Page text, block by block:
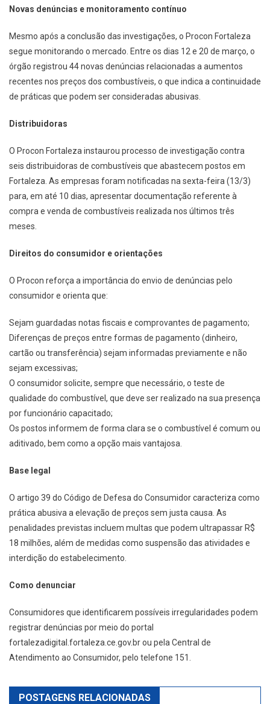
Novas denúncias e monitoramento contínuo
Mesmo após a conclusão das investigações, o Procon Fortaleza
segue monitorando o mercado. Entre os dias 12 e 20 de março, o
órgão registrou 44 novas denúncias relacionadas a aumentos
recentes nos preços dos combustíveis, o que indica a continuidade
de práticas que podem ser consideradas abusivas.
Distribuidoras
O Procon Fortaleza instaurou processo de investigação contra
seis distribuidoras de combustíveis que abastecem postos em
Fortaleza. As empresas foram notificadas na sexta-feira (13/3)
para, em até 10 dias, apresentar documentação referente à
compra e venda de combustíveis realizada nos últimos três
meses.
Direitos do consumidor e orientações
O Procon reforça a importância do envio de denúncias pelo
consumidor e orienta que:
Sejam guardadas notas fiscais e comprovantes de pagamento;
Diferenças de preços entre formas de pagamento (dinheiro,
cartão ou transferência) sejam informadas previamente e não
sejam excessivas;
O consumidor solicite, sempre que necessário, o teste de
qualidade do combustível, que deve ser realizado na sua presença
por funcionário capacitado;
Os postos informem de forma clara se o combustível é comum ou
aditivado, bem como a opção mais vantajosa.
Base legal
O artigo 39 do Código de Defesa do Consumidor caracteriza como
prática abusiva a elevação de preços sem justa causa. As
penalidades previstas incluem multas que podem ultrapassar R$
18 milhões, além de medidas como suspensão das atividades e
interdição do estabelecimento.
Como denunciar
Consumidores que identificarem possíveis irregularidades podem
registrar denúncias por meio do portal
fortalezadigital.fortaleza.ce.gov.br ou pela Central de
Atendimento ao Consumidor, pelo telefone 151.
POSTAGENS RELACIONADAS